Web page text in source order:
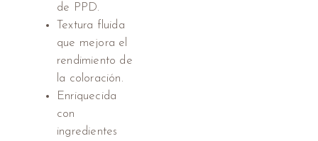
de PPD.
Textura fluida
que mejora el
rendimiento de
la coloración.
Enriquecida
con
ingredientes